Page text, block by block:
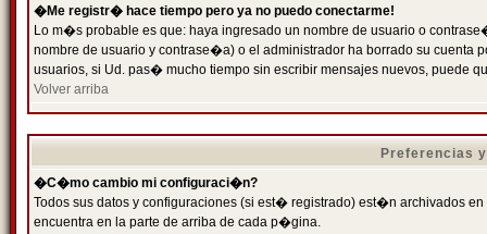
�Me registr� hace tiempo pero ya no puedo conectarme!
Lo m�s probable es que: haya ingresado un nombre de usuario o
nombre de usuario y contrase�a) o el administrador ha borrado su
usuarios, si Ud. pas� mucho tiempo sin escribir mensajes nuevos, puede
Volver arriba
Preferencias
�C�mo cambio mi configuraci�n?
Todos sus datos y configuraciones (si est� registrado) est�n archivados
encuentra en la parte de arriba de cada p�gina.